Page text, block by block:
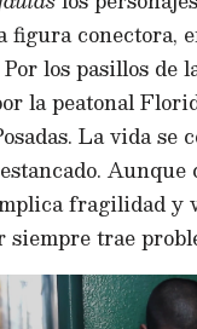
figura conectora,
los pasillos de
la peatonal
La vida se
Aunque
fragilidad y
siempre trae